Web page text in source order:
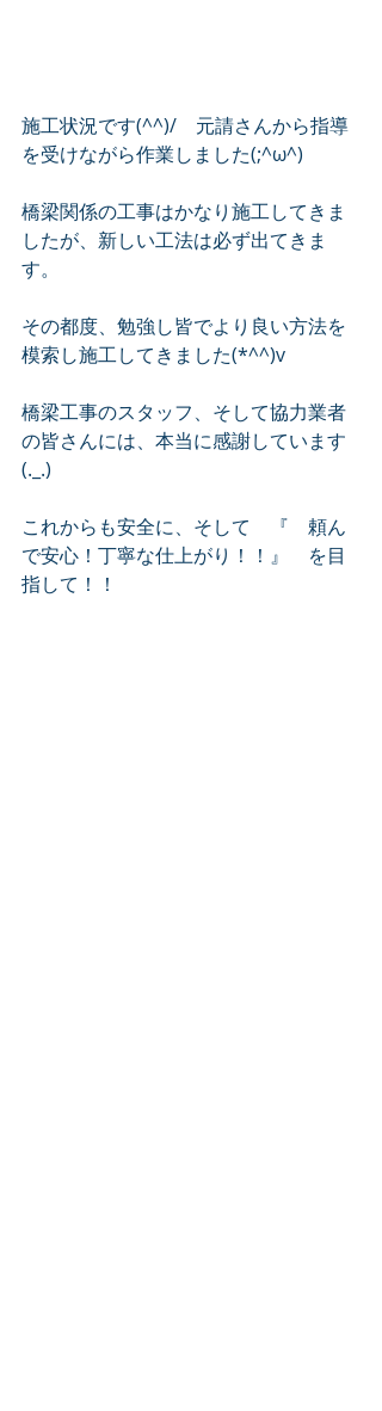
施工状況です(^^)/　元請さんから指導
を受けながら作業しました(;^ω^)
橋梁関係の工事はかなり施工してきま
したが、新しい工法は必ず出てきま
す。
その都度、勉強し皆でより良い方法を
模索し施工してきました(*^^)v
橋梁工事のスタッフ、そして協力業者
の皆さんには、本当に感謝しています
(._.)
これからも安全に、そして　『　頼ん
で安心！丁寧な仕上がり！！』　を目
指して！！